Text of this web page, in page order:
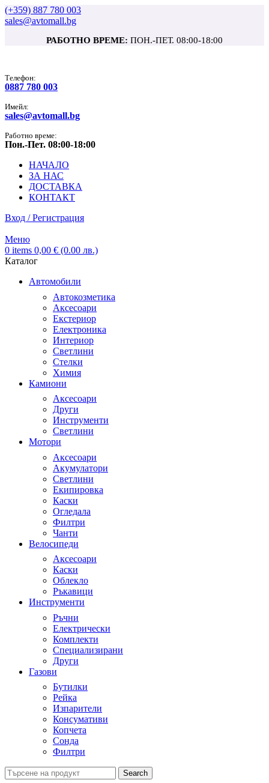
(+359) 887 780 003
sales@avtomall.bg
РАБОТНО ВРЕМЕ: ПОН.-ПЕТ. 08:00-18:00
Tелефон:
0887 780 003
Имейл:
sales@avtomall.bg
Работно време:
Пон.-Пет. 08:00-18:00
НАЧАЛО
ЗА НАС
ДОСТАВКА
КОНТАКТ
Вход / Регистрация
Меню
0 items 0,00 € (0.00 лв.)
Каталог
Автомобили
Автокозметика
Аксесоари
Екстериор
Електроника
Интериор
Светлини
Стелки
Химия
Камиони
Аксесоари
Други
Инструменти
Светлини
Мотори
Аксесоари
Акумулатори
Светлини
Екипировка
Каски
Огледала
Филтри
Чанти
Велосипеди
Аксесоари
Каски
Облекло
Ръкавици
Инструменти
Ръчни
Електрически
Комплекти
Специализирани
Други
Газови
Бутилки
Рейка
Изпарители
Консумативи
Копчета
Сонда
Филтри
Search